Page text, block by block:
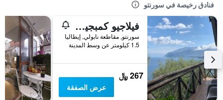
فنادق رخيصة في سورنتو
فيلاجيو كمبجيو سانتا فورتوناتا كامبوجايو
سورنتو, مقاطعة نابولي, إيطاليا
1.5 كيلومتر عن وسط المدينة
267 ﷼
عرض الصفقة